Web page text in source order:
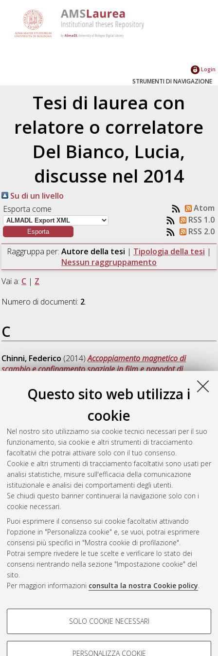
Questo sito web utilizza i
cookie
Nel nostro sito utilizziamo sia cookie tecnici necessari per il suo
funzionamento, sia cookie e altri strumenti di tracciamento
facoltativi che potrai attivare solo con il tuo consenso.
Cookie e altri strumenti di tracciamento facoltativi sono usati per
analisi statistiche, misure sull'efficacia della comunicazione
istituzionale e analisi dei comportamenti degli utenti.
Se chiudi questo banner continuerai la navigazione solo con i
cookie necessari.
Puoi esprimere il consenso sui cookie facoltativi attivando
l'opzione in "Personalizza cookie" e, se vuoi, potrai esprimere
consensi più specifici in "Mostra cookie di profilazione".
Potrai sempre rivedere le tue scelte e verificare lo stato dei
consensi rientrando nella sezione "Impostazione cookie" del
sito.
Per maggiori informazioni consulta la nostra Cookie policy.
COOKIE DI PROFILAZIONE -
Si tratta di cookie utilizzati per analizzare le caratteristiche della
navigazione degli utenti, creare profili in base al loro comportamento
SOLO COOKIE NECESSARI
PERSONALIZZA COOKIE
Login
STRUMENTI DI NAVIGAZIONE
Tesi di laurea con
relatore o correlatore
Del Bianco, Lucia,
discusse nel 2014
Su di un livello
Esporta come
Atom
RSS 1.0
RSS 2.0
Raggruppa per: Autore della tesi | Tipologia della tesi |
Nessun raggruppamento
Vai a: C | Z
Numero di documenti: 2.
C
Chinni, Federico (2014)Accoppiamento magnetico di
scambio e confinamento spaziale in film e nanodot di
[Laurea magistrale], Università di Bologna, Corso di
Studio inFisica [LM-DM270]
Zocca, Andrea(2014)Produzione e funzionamento di un
dispositivo spin valve.[Laurea], Università di Bologna, Corso di
Studio inFisica [L-DM270]
Questa lista e' stata generata ilFri Aug 7 12:29:57 2026 CEST
Atom
Rss 1.0
Rss 2.0
AMS Laurea
Impostazioni Cookie
Informativa sulla privacy
Condizioni d’uso del sito